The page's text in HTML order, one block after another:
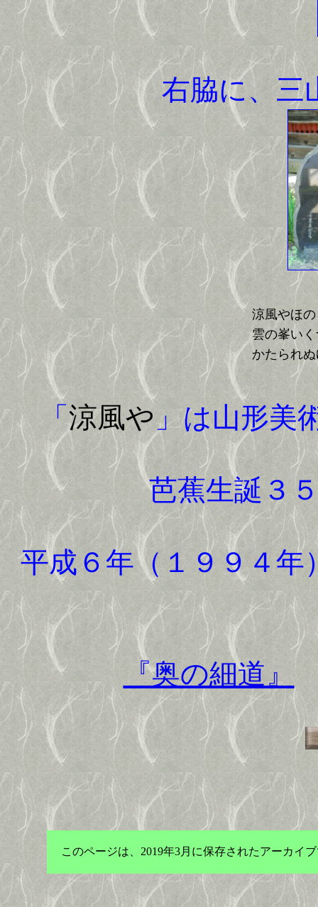
右脇に、三
涼風やほ
雲の峯い
かたられ
「涼風や」は山形美
芭蕉生誕３
平成６年（１９９４年
『奥の細道』
このページは、2019年3月に保存されたアーカイ